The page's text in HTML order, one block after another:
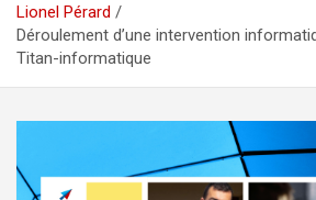
Lionel Pérard
Déroulement d’une intervention
Titan-informatique